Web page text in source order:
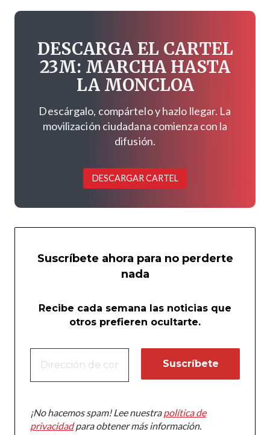
DESCARGA EL CARTEL
23M: MARCHA HASTA
LA MONCLOA
Descárgalo, compártelo y hazlo llegar. La
movilización ciudadana comienza con la
difusión.
DESCARGAR CARTEL
Suscríbete ahora para no perderte
nada
Recibe cada semana las noticias que
otros prefieren ocultarte.
¡No hacemos spam! Lee nuestrapolítica de
privacidadpara obtener más información.